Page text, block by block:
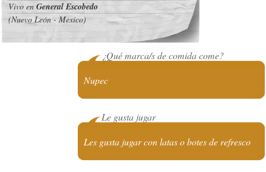
Vivo enGeneral Escobedo
(Nuevo León - Mexico)
¿Qué marca/s de comida come?
Nupec
Le gusta jugar
Les gusta jugar con latas o botes de refresco